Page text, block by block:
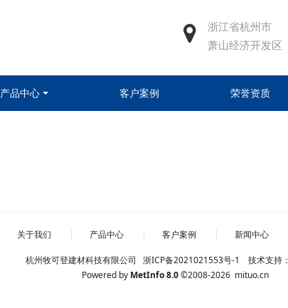
浙江省杭州市
萧山经济开发区
产品中心 客户案例 荣誉资质
关于我们 产品中心 客户案例 新闻中心
杭州牧可登建材科技有限公司 浙ICP备2021021553号-1 技术支持：
Powered by MetInfo 8.0©2008-2026 mituo.cn